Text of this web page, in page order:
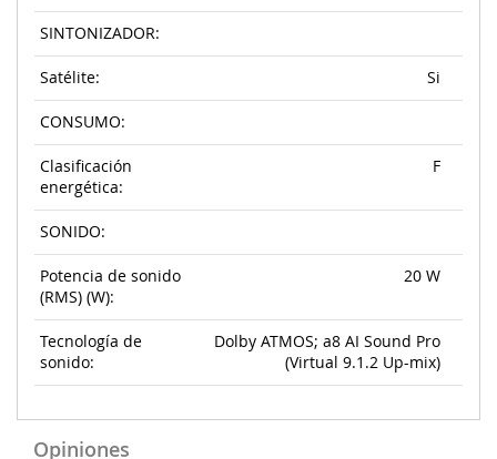
SINTONIZADOR:
Satélite: Si
CONSUMO:
Clasificación
energética:
F
SONIDO:
Potencia de sonido
(RMS) (W):
20 W
Tecnología de
sonido:
Dolby ATMOS; a8 AI Sound Pro
(Virtual 9.1.2 Up-mix)
Opiniones